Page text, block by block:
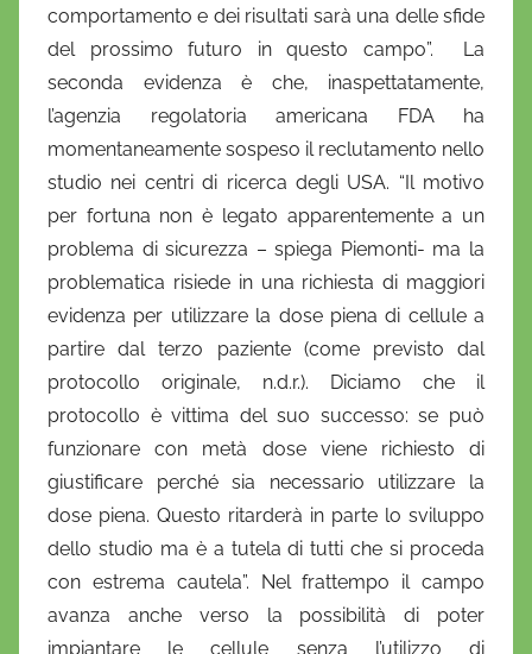
comportamento e dei risultati sarà una delle sfide
del prossimo futuro in questo campo”. La
seconda evidenza è che, inaspettatamente,
l’agenzia regolatoria americana FDA ha
momentaneamente sospeso il reclutamento nello
studio nei centri di ricerca degli USA. “Il motivo
per fortuna non è legato apparentemente a un
problema di sicurezza – spiega Piemonti- ma la
problematica risiede in una richiesta di maggiori
evidenza per utilizzare la dose piena di cellule a
partire dal terzo paziente (come previsto dal
protocollo originale, n.d.r.). Diciamo che il
protocollo è vittima del suo successo: se può
funzionare con metà dose viene richiesto di
giustificare perché sia necessario utilizzare la
dose piena. Questo ritarderà in parte lo sviluppo
dello studio ma è a tutela di tutti che si proceda
con estrema cautela”. Nel frattempo il campo
avanza anche verso la possibilità di poter
impiantare le cellule senza l’utilizzo di